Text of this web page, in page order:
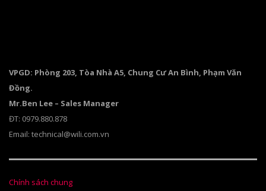
VPGD: Phòng 203, Tòa Nhà A5, Chung Cư An Bình, Phạm Văn
Đồng.
Mr.Ben Lee – Sales Manager
ĐT: 0979.880.878
Email: technical@wili.com.vn
Chính sách chung